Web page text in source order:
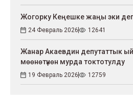
Жогорку Кеңешке жаңы эки
24 Февраль 2026 12641
Жанар Акаевдин депутаттык
мөөнөтүнөн мурда токтотулду
19 Февраль 2026 12759